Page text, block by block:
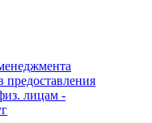
предоставления
лицам -